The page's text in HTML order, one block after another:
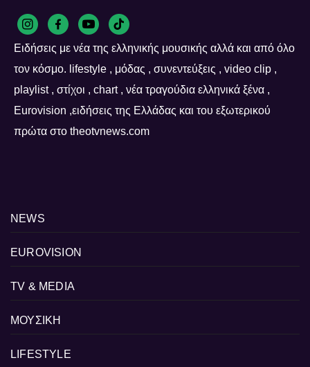
Ειδήσεις με νέα της ελληνικής μουσικής αλλά και από όλο
τον κόσμο. lifestyle , μόδας , συνεντεύξεις , video clip ,
playlist , στίχοι , chart , νέα τραγούδια ελληνικά ξένα ,
Eurovision ,ειδήσεις της Ελλάδας και του εξωτερικού
πρώτα στο theotvnews.com
NEWS
EUROVISION
TV & MEDIA
ΜΟΥΣΙΚΗ
LIFESTYLE